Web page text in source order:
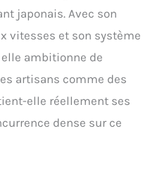
japonais. Avec son
vitesses et son système
ambitionne de
artisans comme des
elle réellement ses
dense sur ce